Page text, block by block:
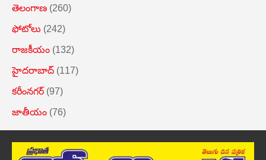
తెలంగాణ (260)
ఫోటోలు (242)
రాజకీయం (132)
హైదరాబాద్ (117)
కరీంనగర్ (97)
జాతీయం (76)